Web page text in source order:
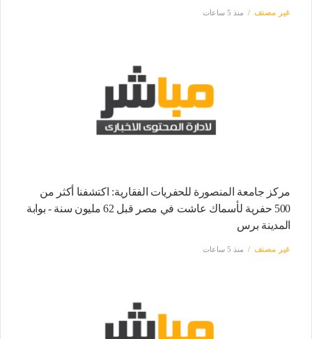
غير مصنف منذ 5 ساعات
مركز جامعة المنصورة للحفريات الفقارية: اكتشفنا أكثر من
500 حفرية لأسماك عاشت في مصر قبل 62 مليون سنة - بوابة
المدينة برس
غير مصنف منذ 5 ساعات